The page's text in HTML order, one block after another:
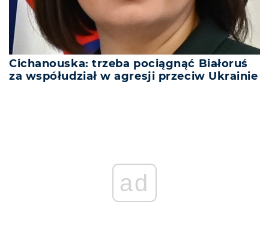
Cichanouska: trzeba pociągnąć Białoruś
za współudział w agresji przeciw Ukrainie
ad